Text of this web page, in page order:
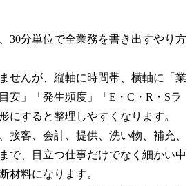
30分単位で全業務を書き出すやり方
せんが、縦軸に時間帯、横軸に「業
安」「発生頻度」「E・C・R・Sラ
にすると整理しやすくなります。
接客、会計、提供、洗い物、補充、
で、目立つ仕事だけでなく細かい中
材料になります。